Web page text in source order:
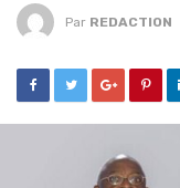
Par REDACTION